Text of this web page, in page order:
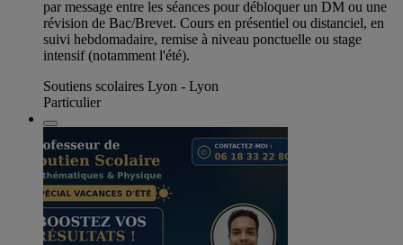
par message entre les séances pour débloquer un DM ou une
révision de Bac/Brevet. Cours en présentiel ou distanciel, en
suivi hebdomadaire, remise à niveau ponctuelle ou stage
intensif (notamment l'été).
Soutiens scolaires Lyon - Lyon
Particulier